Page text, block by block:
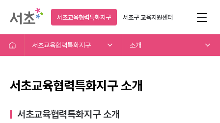
서초교육협력특화지구 서초구교육지원센터
서초교육협력특화지구 소개
서초교육협력특화지구 소개
서초교육협력특화지구 소개​